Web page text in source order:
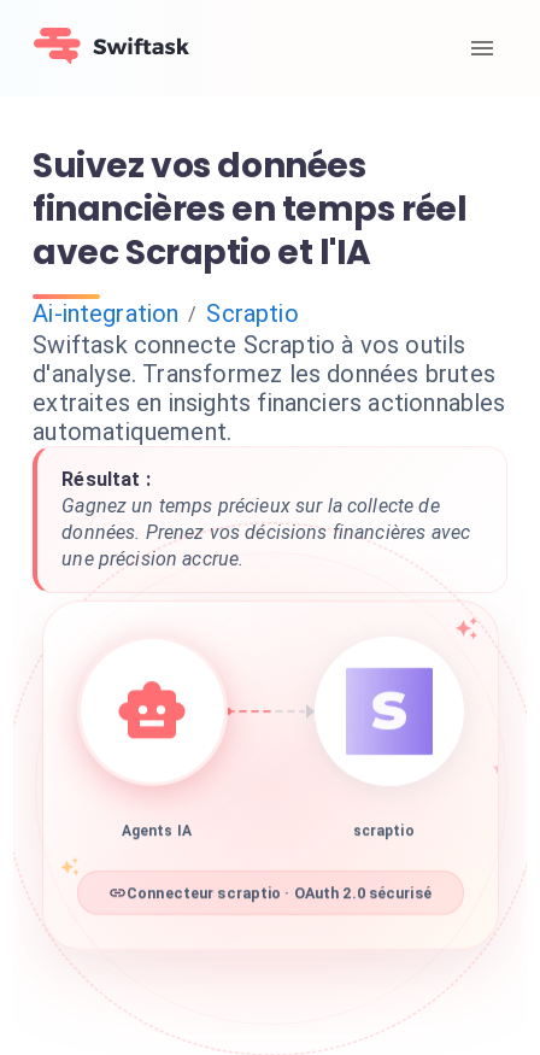
Suivez vos données
financières en temps réel
avec Scraptio et l'IA
Ai-integration / Scraptio
Swiftask connecte Scraptio à vos outils
d'analyse. Transformez les données brutes
extraites en insights financiers actionnables
automatiquement.
Résultat :
Gagnez un temps précieux sur la collecte de
données. Prenez vos décisions financières avec
une précision accrue.
Agents IA scraptio
Connecteur scraptio · OAuth 2.0 sécurisé